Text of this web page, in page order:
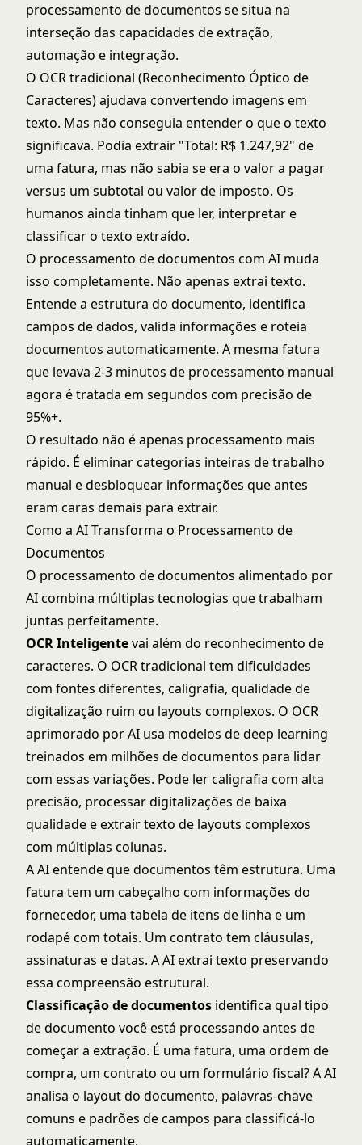
processamento de documentos se situa na
interseção das capacidades de extração,
automação e integração.
O OCR tradicional (Reconhecimento Óptico de
Caracteres) ajudava convertendo imagens em
texto. Mas não conseguia entender o que o texto
significava. Podia extrair "Total: R$ 1.247,92" de
uma fatura, mas não sabia se era o valor a pagar
versus um subtotal ou valor de imposto. Os
humanos ainda tinham que ler, interpretar e
classificar o texto extraído.
O processamento de documentos com AI muda
isso completamente. Não apenas extrai texto.
Entende a estrutura do documento, identifica
campos de dados, valida informações e roteia
documentos automaticamente. A mesma fatura
que levava 2-3 minutos de processamento manual
agora é tratada em segundos com precisão de
95%+.
O resultado não é apenas processamento mais
rápido. É eliminar categorias inteiras de trabalho
manual e desbloquear informações que antes
eram caras demais para extrair.
Como a AI Transforma o Processamento de
Documentos
O processamento de documentos alimentado por
AI combina múltiplas tecnologias que trabalham
juntas perfeitamente.
OCR Inteligentevai além do reconhecimento de
caracteres. O OCR tradicional tem dificuldades
com fontes diferentes, caligrafia, qualidade de
digitalização ruim ou layouts complexos. O OCR
aprimorado por AI usa modelos de deep learning
treinados em milhões de documentos para lidar
com essas variações. Pode ler caligrafia com alta
precisão, processar digitalizações de baixa
qualidade e extrair texto de layouts complexos
com múltiplas colunas.
A AI entende que documentos têm estrutura. Uma
fatura tem um cabeçalho com informações do
fornecedor, uma tabela de itens de linha e um
rodapé com totais. Um contrato tem cláusulas,
assinaturas e datas. A AI extrai texto preservando
essa compreensão estrutural.
Classificação de documentos identifica qual tipo
de documento você está processando antes de
começar a extração. É uma fatura, uma ordem de
compra, um contrato ou um formulário fiscal? A AI
analisa o layout do documento, palavras-chave
comuns e padrões de campos para classificá-lo
automaticamente.